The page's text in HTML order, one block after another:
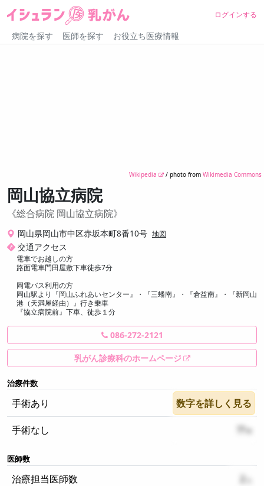
ログインする
病院を探す 医師を探す お役立ち医療情報
Wikipedia / photo from Wikimedia Commons
岡山協立病院
総合病院 岡山協立病院
岡山県岡山市中区赤坂本町8番10号 地図
交通アクセス
電⾞でお越しの⽅
路⾯電⾞⾨⽥屋敷下⾞徒歩7分
岡電バス利⽤の⽅
岡⼭駅より『岡⼭ふれあいセンター』・『三蟠南』・『倉益南』・『新岡⼭
港（天満屋経由）』⾏き乗⾞
『協⽴病院前』下⾞、徒歩１分
086-272-2121
乳がん診療科のホームページ
治療件数
手術あり ??
手術なし ??
医師数
治療担当医師数
数字を詳しく見る